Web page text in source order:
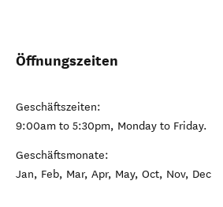
Öffnungszeiten
Geschäftszeiten:
9:00am to 5:30pm, Monday to Friday.
Geschäftsmonate:
Jan, Feb, Mar, Apr, May, Oct, Nov, Dec